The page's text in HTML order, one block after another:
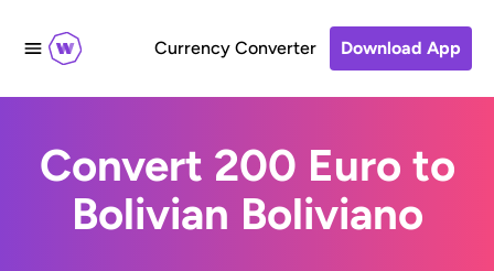
Currency Converter Download App
Convert 200 Euro to
Bolivian Boliviano